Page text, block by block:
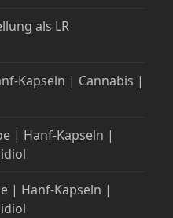
als LR
Kapseln | Cannabis |
| Hanf-Kapseln |
| Hanf-Kapseln |